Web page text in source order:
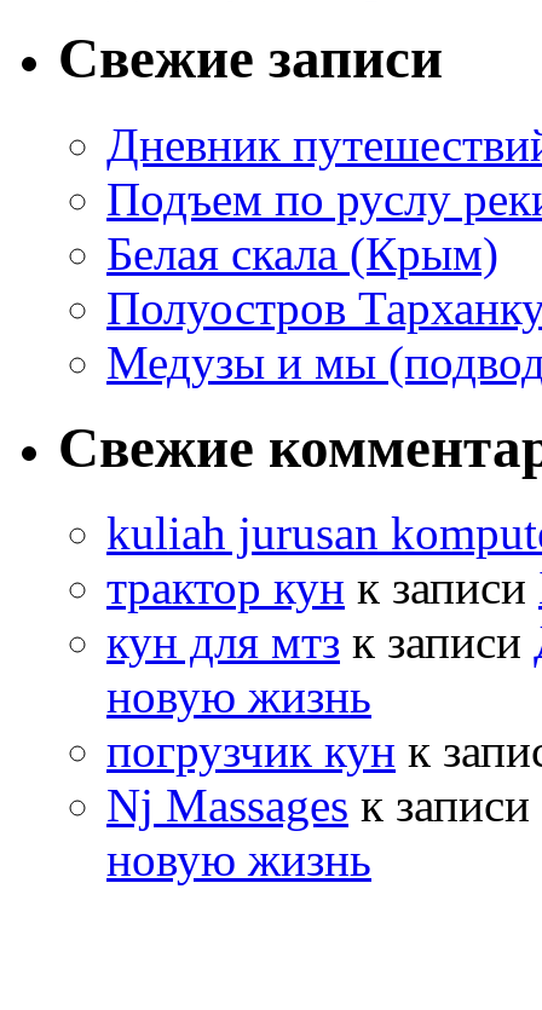
Свежие записи
Дневник
Подъем по руслу
Белая скала (Крым)
Полуостров
Медузы и мы
Свежие
kuliah jurusan
трактор кун к записи
кун для мтз к записи
новую жизнь
погрузчик кун к
Nj Massages к записи
новую жизнь